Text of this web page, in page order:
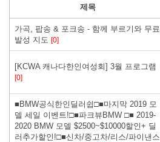
제목
가곡, 팝송 & 포크송 - 함께 부르기와 무료
발성 지도 [0]
[KCWA 캐나다한인여성회] 3월 프로그램
[0]
■BMW공식한인딜러쉽□■마지막 2019 모
델 세일 이벤트!□■파크뷰BMW □■ 2019-
2020 BMW 모델 $2500~$10000할인+ 딜
러추가할인!□■신차/중고차/리스/파이낸스